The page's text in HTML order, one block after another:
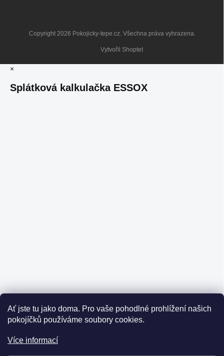
Ať jste tu jako doma. Pro vaše pohodlné prohlížení našich
pokojíčků používáme soubory cookies.
Více informací
Vytvořil Shoptet
Copyright 2026 Pokojicky-tepe.cz. Všechna práva vyhrazena.
×
Splátková kalkulačka ESSOX